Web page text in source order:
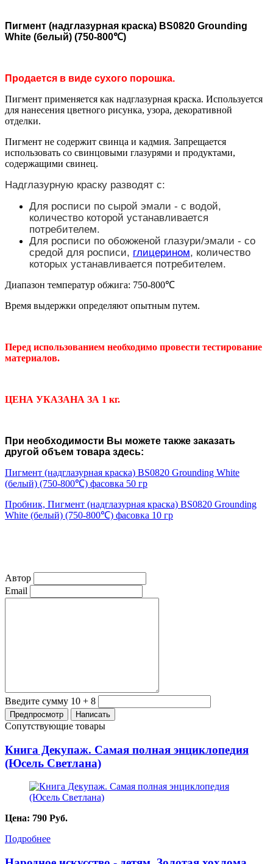
Пигмент (надглазурная краска) BS0820 Grounding
White (белый) (750-800℃)
Продается в виде сухого порошка.
Пигмент применяется как надглазурная краска. Используется
для нанесения цветного рисунка, узора, декоративной
отделки.
Пигмент не содержит свинца и кадмия. Запрещается
использовать со свинцовыми глазурями и продуктами,
содержащими свинец.
Надглазурную краску разводят с:
Для росписи по сырой эмали - с водой,
количество которой устанавливается
потребителем.
Для росписи по обожженой глазури/эмали - со
средой для росписи, глицерином, количество
которых устанавливается потребителем.
Диапазон температур обжига: 750-800℃
Время выдержки определяют опытным путем.
Перед использованием необходимо провести тестирование
материалов.
ЦЕНА УКАЗАНА ЗА 1 кг.
При необходимости Вы можете также заказать
другой объем товара здесь:
Пигмент (надглазурная краска) BS0820 Grounding White
(белый) (750-800℃) фасовка 50 гр
Пробник, Пигмент (надглазурная краска) BS0820 Grounding
White (белый) (750-800℃) фасовка 10 гр
Автор
Email
Введите сумму 10 + 8
Сопутствующие товары
Книга Декупаж. Самая полная энциклопедия
(Юсель Светлана)
Цена: 790 Руб.
Подробнее